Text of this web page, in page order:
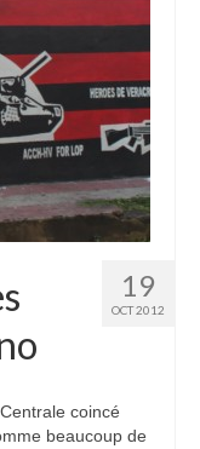
19
OCT 2012
coincé
beaucoup de